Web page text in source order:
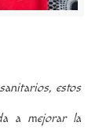
estos
a mejorar la